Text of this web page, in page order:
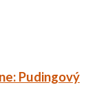
Pudingový